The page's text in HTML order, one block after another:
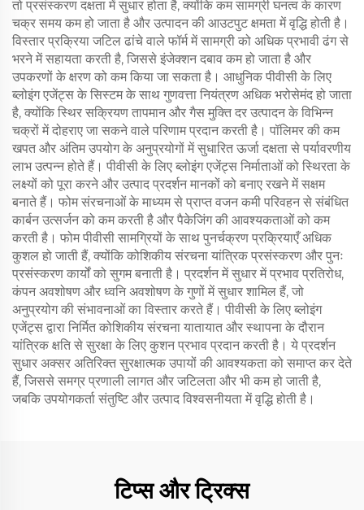
तो प्रसंस्करण दक्षता में सुधार होता है, क्योंकि कम सामग्री घनत्व के कारण
चक्र समय कम हो जाता है और उत्पादन की आउटपुट क्षमता में वृद्धि होती है।
विस्तार प्रक्रिया जटिल ढांचे वाले फॉर्म में सामग्री को अधिक प्रभावी ढंग से
भरने में सहायता करती है, जिससे इंजेक्शन दबाव कम हो जाता है और
उपकरणों के क्षरण को कम किया जा सकता है। आधुनिक पीवीसी के लिए
ब्लोइंग एजेंट्स के सिस्टम के साथ गुणवत्ता नियंत्रण अधिक भरोसेमंद हो जाता
है, क्योंकि स्थिर सक्रियण तापमान और गैस मुक्ति दर उत्पादन के विभिन्न
चक्रों में दोहराए जा सकने वाले परिणाम प्रदान करती है। पॉलिमर की कम
खपत और अंतिम उपयोग के अनुप्रयोगों में सुधारित ऊर्जा दक्षता से पर्यावरणीय
लाभ उत्पन्न होते हैं। पीवीसी के लिए ब्लोइंग एजेंट्स निर्माताओं को स्थिरता के
लक्ष्यों को पूरा करने और उत्पाद प्रदर्शन मानकों को बनाए रखने में सक्षम
बनाते हैं। फोम संरचनाओं के माध्यम से प्राप्त वजन कमी परिवहन से संबंधित
कार्बन उत्सर्जन को कम करती है और पैकेजिंग की आवश्यकताओं को कम
करती है। फोम पीवीसी सामग्रियों के साथ पुनर्चक्रण प्रक्रियाएँ अधिक
कुशल हो जाती हैं, क्योंकि कोशिकीय संरचना यांत्रिक प्रसंस्करण और पुनः
प्रसंस्करण कार्यों को सुगम बनाती है। प्रदर्शन में सुधार में प्रभाव प्रतिरोध,
कंपन अवशोषण और ध्वनि अवशोषण के गुणों में सुधार शामिल हैं, जो
अनुप्रयोग की संभावनाओं का विस्तार करते हैं। पीवीसी के लिए ब्लोइंग
एजेंट्स द्वारा निर्मित कोशिकीय संरचना यातायात और स्थापना के दौरान
यांत्रिक क्षति से सुरक्षा के लिए कुशन प्रभाव प्रदान करती है। ये प्रदर्शन
सुधार अक्सर अतिरिक्त सुरक्षात्मक उपायों की आवश्यकता को समाप्त कर देते
हैं, जिससे समग्र प्रणाली लागत और जटिलता और भी कम हो जाती है,
जबकि उपयोगकर्ता संतुष्टि और उत्पाद विश्वसनीयता में वृद्धि होती है।
टिप्स और ट्रिक्स